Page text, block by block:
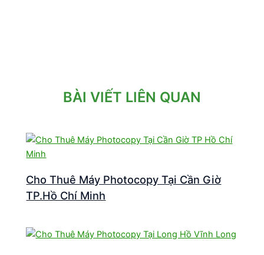
BÀI VIẾT LIÊN QUAN
Cho Thuê Máy Photocopy Tại Cần Giờ
TP.Hồ Chí Minh